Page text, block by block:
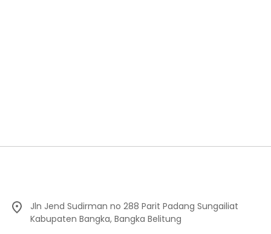
Jln Jend Sudirman no 288 Parit Padang Sungailiat
Kabupaten Bangka, Bangka Belitung